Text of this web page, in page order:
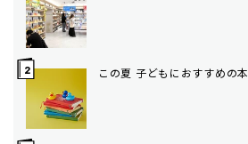
この夏 子どもにおすすめの本